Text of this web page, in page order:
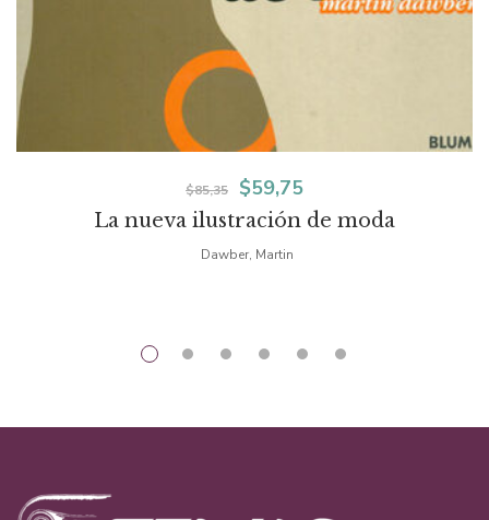
La nueva ilustración de moda
$85,35
El
precio
original
$85,35.
$59,75El
precio
$59,75.
Dawber, Martin